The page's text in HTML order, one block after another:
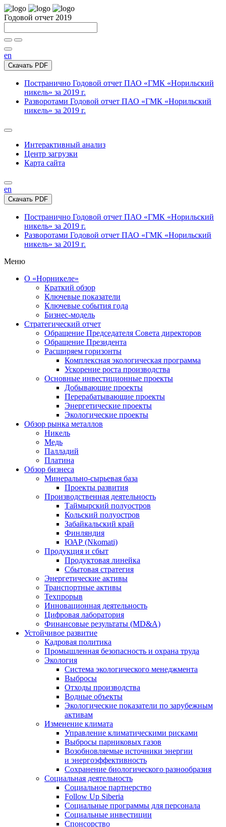
Годовой отчет 2019
en
Скачать PDF
Постранично Годовой отчет ПАО «ГМК «Норильский
никель» за 2019 г.
Разворотами Годовой отчет ПАО «ГМК «Норильский
никель» за 2019 г.
Интерактивный анализ
Центр загрузки
Карта сайта
en
Скачать PDF
Постранично Годовой отчет ПАО «ГМК «Норильский
никель» за 2019 г.
Разворотами Годовой отчет ПАО «ГМК «Норильский
никель» за 2019 г.
Меню
О «Норникеле»
Краткий обзор
Ключевые показатели
Ключевые события года
Бизнес-модель
Стратегический отчет
Обращение Председателя Совета директоров
Обращение Президента
Расширяем горизонты
Комплексная экологическая программа
Ускорение роста производства
Основные инвестиционные проекты
Добывающие проекты
Перерабатывающие проекты
Энергетические проекты
Экологические проекты
Обзор рынка металлов
Никель
Медь
Палладий
Платина
Обзор бизнеса
Минерально-сырьевая база
Проекты развития
Производственная деятельность
Таймырский полуостров
Кольский полуостров
Забайкальский край
Финляндия
ЮАР (Nkomati)
Продукция и сбыт
Продуктовая линейка
Сбытовая стратегия
Энергетические активы
Транспортные активы
Техпрорыв
Инновационная деятельность
Цифровая лаборатория
Финансовые результаты (MD&A)
Устойчивое развитие
Кадровая политика
Промышленная безопасность и охрана труда
Экология
Система экологического менеджмента
Выбросы
Отходы производства
Водные объекты
Экологические показатели по зарубежным
активам
Изменение климата
Управление климатическими рисками
Выбросы парниковых газов
Возобновляемые источники энергии
и энергоэффективность
Сохранение биологического разнообразия
Социальная деятельность
Социальное партнерство
Follow Up Siberia
Социальные программы для персонала
Социальные инвестиции
Спонсорство